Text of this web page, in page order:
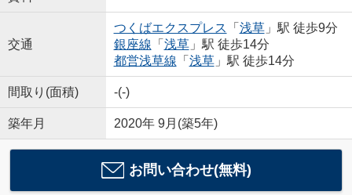
交通
つくばエクスプレス 「 浅草」駅 徒歩9分
銀座線 「 浅草」駅 徒歩14分
都営浅草線 「 浅草」駅 徒歩14分
間取り(面積) -(-)
築年月 2020年 9月(築5年)
お問い合わせ(無料)